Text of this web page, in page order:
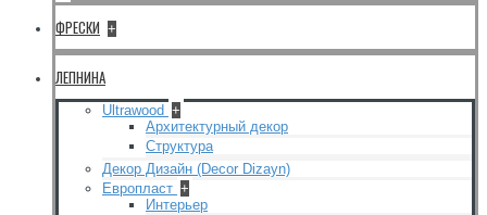
ФРЕСКИ +
ЛЕПНИНА
Ultrawood +
Архитектурный декор
Структура
Декор Дизайн (Decor Dizayn)
Европласт +
Интерьер